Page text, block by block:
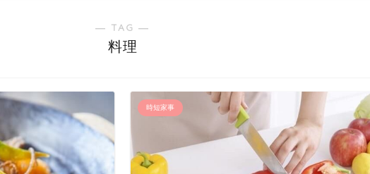
― TAG ―
料理
時短家事